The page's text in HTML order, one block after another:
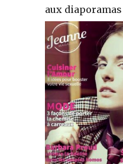
aux